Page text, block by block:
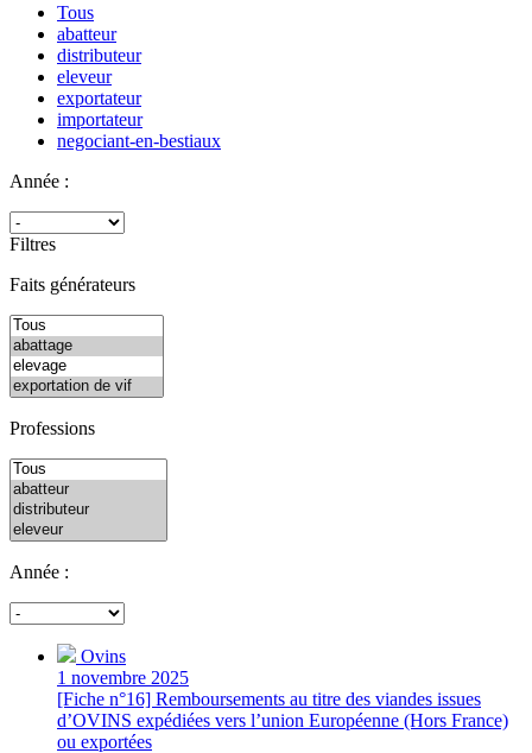
Tous
abatteur
distributeur
eleveur
exportateur
importateur
negociant-en-bestiaux
Année :
Filtres
Faits générateurs
Professions
Année :
Ovins
1 novembre 2025
[Fiche n°16] Remboursements au titre des viandes issues
d’OVINS expédiées vers l’union Européenne (Hors France)
ou exportées